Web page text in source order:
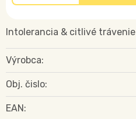
Intolerancia & citlivé trávenie
Výrobca:
Obj. čislo:
EAN: